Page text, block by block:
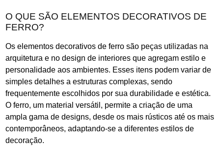
O QUE SÃO ELEMENTOS DECORATIVOS DE
FERRO?
Os elementos decorativos de ferro são peças utilizadas na
arquitetura e no design de interiores que agregam estilo e
personalidade aos ambientes. Esses itens podem variar de
simples detalhes a estruturas complexas, sendo
frequentemente escolhidos por sua durabilidade e estética.
O ferro, um material versátil, permite a criação de uma
ampla gama de designs, desde os mais rústicos até os mais
contemporâneos, adaptando-se a diferentes estilos de
decoração.